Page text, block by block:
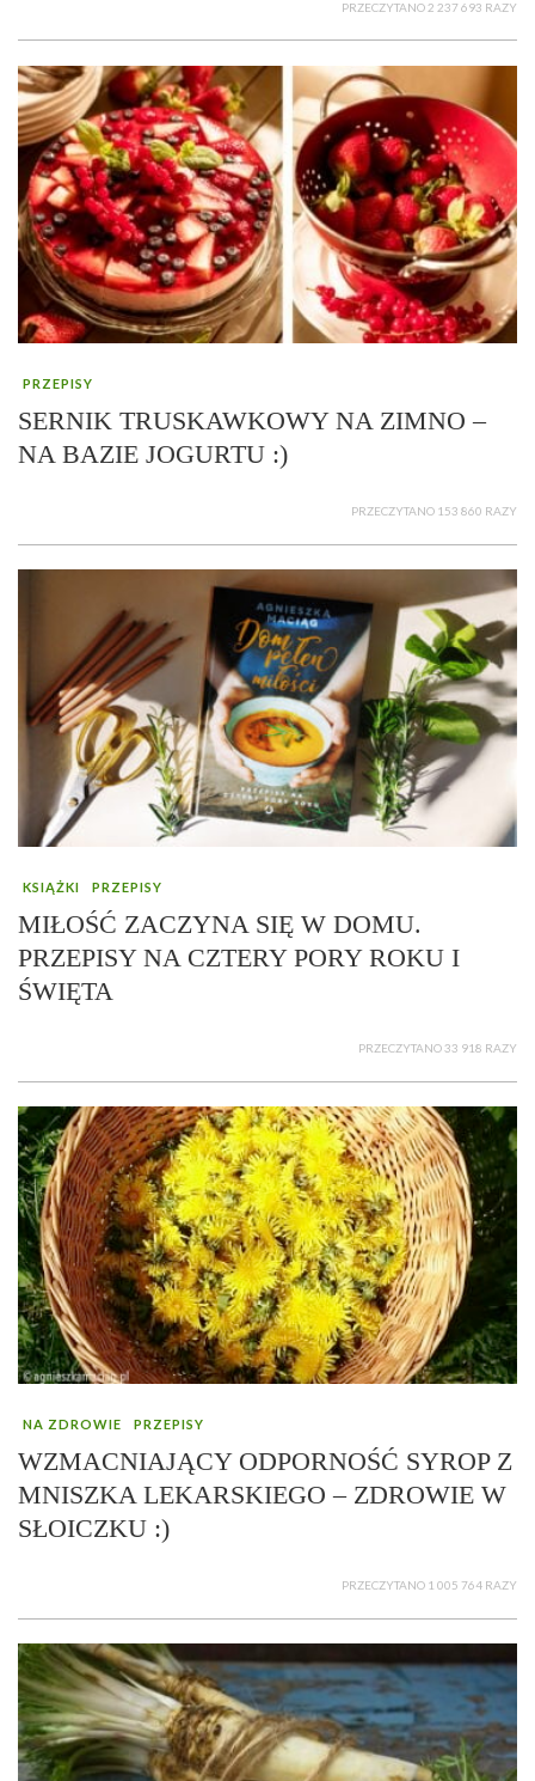
PRZECZYTANO 2 237 693 RAZY
PRZEPISY
SERNIK TRUSKAWKOWY NA ZIMNO –
NA BAZIE JOGURTU :)
PRZECZYTANO 153 860 RAZY
KSIĄŻKI PRZEPISY
MIŁOŚĆ ZACZYNA SIĘ W DOMU.
PRZEPISY NA CZTERY PORY ROKU I
ŚWIĘTA
PRZECZYTANO 33 918 RAZY
NA ZDROWIE PRZEPISY
WZMACNIAJĄCY ODPORNOŚĆ SYROP Z
MNISZKA LEKARSKIEGO – ZDROWIE W
SŁOICZKU :)
PRZECZYTANO 1 005 764 RAZY